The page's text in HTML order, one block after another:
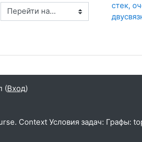
на...
стек,
(Вход)
Context Условия задач: